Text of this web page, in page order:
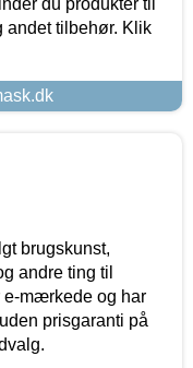
andet tilbehør. Klik
brugskunst,
andre ting til
e-mærkede og har
prisgaranti på